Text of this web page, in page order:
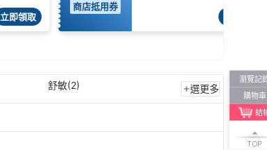
立即領取
商店抵用券
舒敏(2) 選更多
瀏覽記
購物車
結
TOP